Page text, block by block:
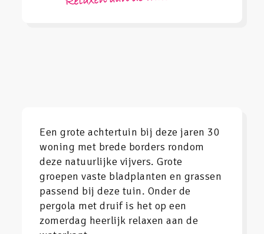
Een grote achtertuin bij deze jaren 30
woning met brede borders rondom
deze natuurlijke vijvers. Grote
groepen vaste bladplanten en grassen
passend bij deze tuin. Onder de
pergola met druif is het op een
zomerdag heerlijk relaxen aan de